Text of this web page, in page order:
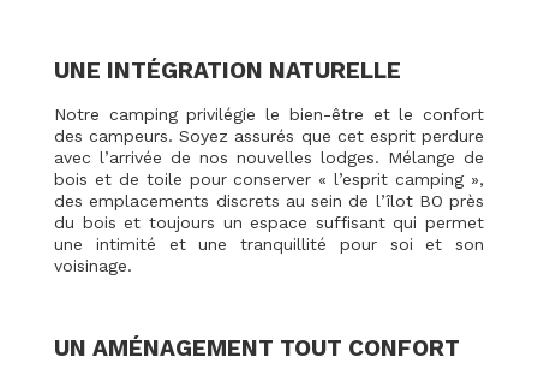
UNE INTÉGRATION NATURELLE
Notre camping privilégie le bien-être et le confort
des campeurs. Soyez assurés que cet esprit perdure
avec l’arrivée de nos nouvelles lodges. Mélange de
bois et de toile pour conserver « l’esprit camping »,
des emplacements discrets au sein de l’îlot BO près
du bois et toujours un espace suffisant qui permet
une intimité et une tranquillité pour soi et son
voisinage.
UN AMÉNAGEMENT TOUT CONFORT